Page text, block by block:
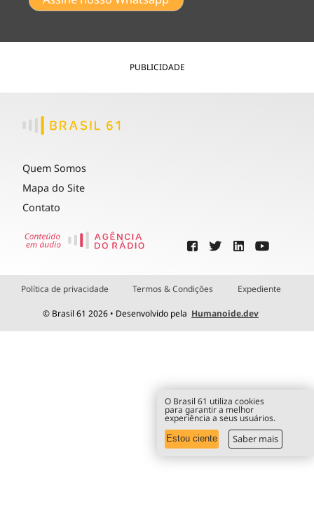
PUBLICIDADE
Quem Somos
Mapa do Site
Contato
Política de privacidade Termos & Condições Expediente
© Brasil 61 2026 • Desenvolvido pela Humanoide.dev
O Brasil 61 utiliza cookies
para garantir a melhor
experiência a seus usuários.
Estou ciente Saber mais